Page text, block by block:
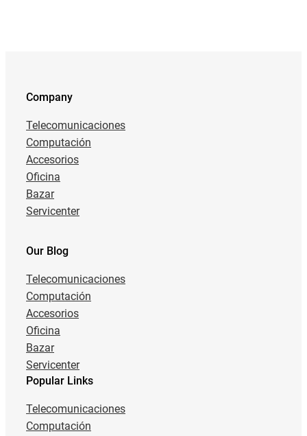
Company
Telecomunicaciones
Computación
Accesorios
Oficina
Bazar
Servicenter
Our Blog
Telecomunicaciones
Computación
Accesorios
Oficina
Bazar
Servicenter
Popular Links
Telecomunicaciones
Computación